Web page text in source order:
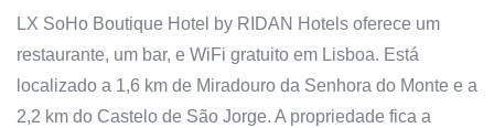
LX SoHo Boutique Hotel by RIDAN Hotels oferece um
restaurante, um bar, e WiFi gratuito em Lisboa. Está
localizado a 1,6 km de Miradouro da Senhora do Monte e a
2,2 km do Castelo de São Jorge. A propriedade fica a